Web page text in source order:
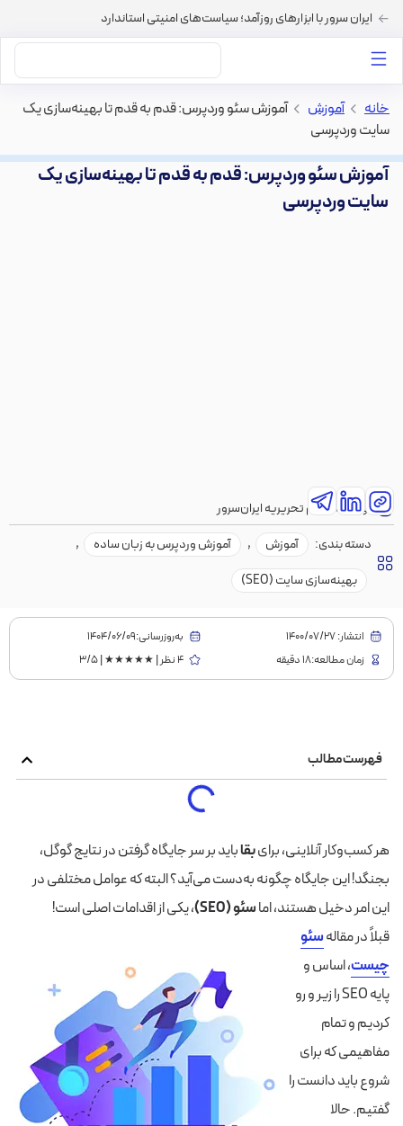
ایران سرور با ابزارهای روزآمد؛ سیاست‌های امنیتی استاندارد
خانه > آموزش > آموزش سئو وردپرس: قدم به قدم تا بهینه‌سازی یک
سایت وردپرسی
آموزش سئو وردپرس: قدم به قدم تا بهینه‌سازی یک
سایت وردپرسی
نویسنده:تیم تحریریه ایران‌سرور
دسته بندی:
آموزش , آموزش وردپرس به زبان ساده
,
بهینه‌سازی سایت (SEO)
انتشار:1400/07/27
به‌روز‌رسانی:۱۴۰۴/۰۶/۰۹
زمان مطالعه:18 دقیقه
4 نظر | ★★★★★ | 3/5
فهرست مطالب
هر کسب‌وکار آنلاینی، برایبقاباید بر سر جایگاه گرفتن در نتایج گوگل،
بجنگد! این جایگاه چگونه به‌دست می‌آید؟ البته که عوامل مختلفی در
این امر دخیل هستند، اماسئو (SEO)
، یکی از اقدامات اصلی است!
قبلاً در مقالهسئو
چیست، اساس و
پایه SEO را زیر و رو
کردیم و تمام
مفاهیمی که برای
شروع باید دانست را
گفتیم. حالا